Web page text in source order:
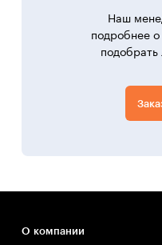
Наш
подробнее
подобрать
О компании